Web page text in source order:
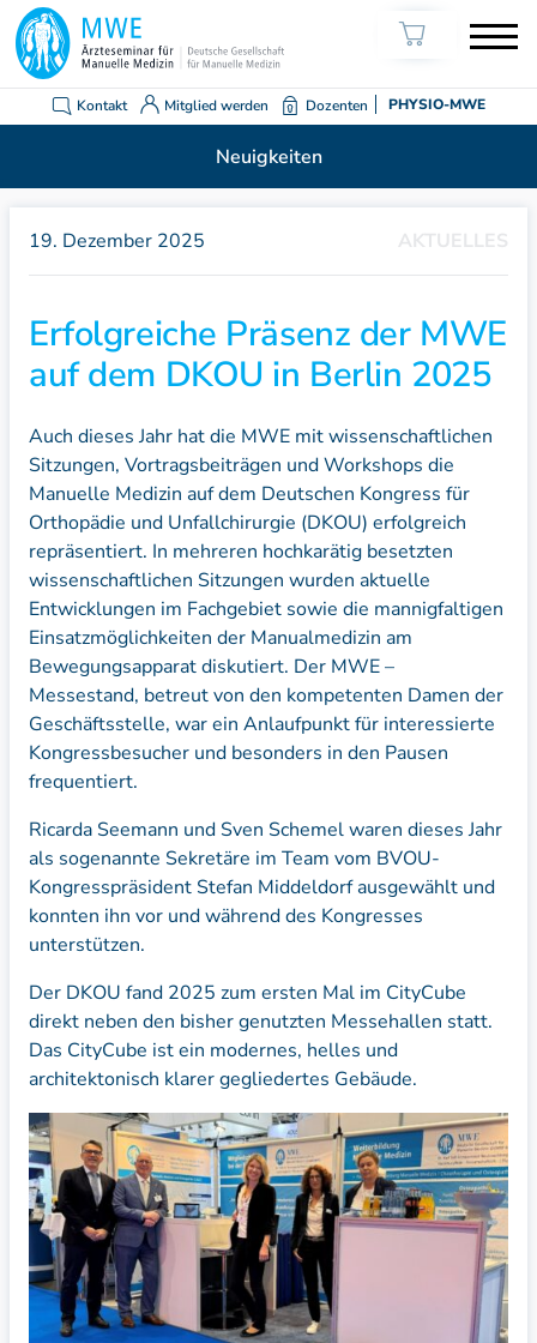
Kontakt Mitglied werden Dozenten PHYSIO-MWE
Neuigkeiten
AKTUELLES
19. Dezember 2025
Erfolgreiche Präsenz der MWE
auf dem DKOU in Berlin 2025
Auch dieses Jahr hat die MWE mit wissenschaftlichen
Sitzungen, Vortragsbeiträgen und Workshops die
Manuelle Medizin auf dem Deutschen Kongress für
Orthopädie und Unfallchirurgie (DKOU) erfolgreich
repräsentiert. In mehreren hochkarätig besetzten
wissenschaftlichen Sitzungen wurden aktuelle
Entwicklungen im Fachgebiet sowie die mannigfaltigen
Einsatzmöglichkeiten der Manualmedizin am
Bewegungsapparat diskutiert. Der MWE –
Messestand, betreut von den kompetenten Damen der
Geschäftsstelle, war ein Anlaufpunkt für interessierte
Kongressbesucher und besonders in den Pausen
frequentiert.
Ricarda Seemann und Sven Schemel waren dieses Jahr
als sogenannte Sekretäre im Team vom BVOU-
Kongresspräsident Stefan Middeldorf ausgewählt und
konnten ihn vor und während des Kongresses
unterstützen.
Der DKOU fand 2025 zum ersten Mal im CityCube
direkt neben den bisher genutzten Messehallen statt.
Das CityCube ist ein modernes, helles und
architektonisch klarer gegliedertes Gebäude.